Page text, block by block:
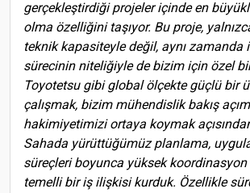
gerçekleştirdiği projeler içinde en
olma özelliğini taşıyor. Bu proje,
teknik kapasiteyle değil, aynı zamanda
sürecinin niteliğiyle de bizim için özel
Toyotetsu gibi global ölçekte güçlü bir
çalışmak, bizim mühendislik bakış
hakimiyetimizi ortaya koymak
Sahada yürüttüğümüz planlama,
süreçleri boyunca yüksek koordinasyon
temelli bir iş ilişkisi kurduk. Özellikle